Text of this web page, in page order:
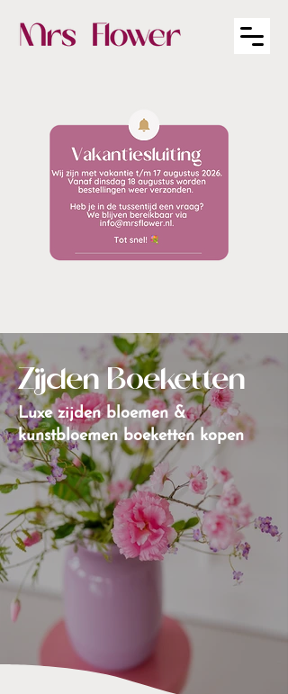
Zijden Boeketten
Luxe zijden bloemen &
kunstbloemen boeketten kopen